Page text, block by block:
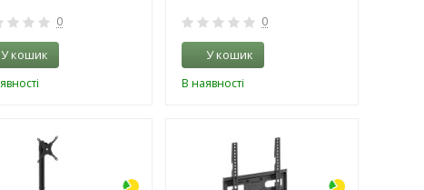
0
У кошик
0
У кошик
В наявності